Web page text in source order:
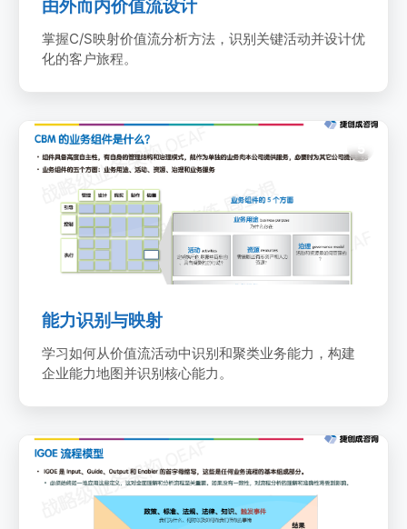
由外而内价值流设计
掌握C/S映射价值流分析方法，识别关键活动并设计优
化的客户旅程。
5
能力识别与映射
学习如何从价值流活动中识别和聚类业务能力，构建
企业能力地图并识别核心能力。
操作层模型